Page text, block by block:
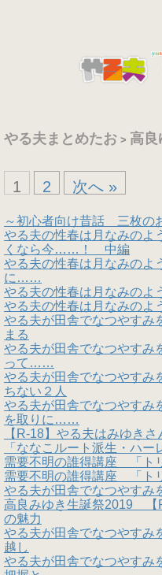
やる夫まとめたお > 高良
1 2 次へ »
～初心者向け昔話 三枚の
やる夫の性春は月なみの
くなら今……！ 中編
やる夫の性春は月なみの
に……
やる夫の性春は月なみの
やる夫の性春は月なみの
やる夫が田舎でなつやす
まる
やる夫が田舎でなつやす
って……
やる夫が田舎でなつやす
ちない２人
やる夫が田舎でなつやす
を取りに……
【R-18】やる夫はみゆき
「ななこルート派生・ハー
需要不明の誰得講座 「ト
需要不明の誰得講座 「ト
やる夫が田舎でなつやす
高良みゆき生誕祭2019 【
の魅力
やる夫が田舎でなつやす
越し
やる夫が田舎でなつやす